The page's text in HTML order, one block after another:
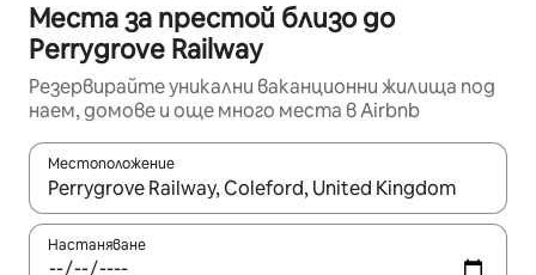
Места за престой близо до
Perrygrove Railway
Резервирайте уникални ваканционни жилища под
наем, домове и още много места в Airbnb
Местоположение
Когато резултатите се покажат, използвайте
Настаняване